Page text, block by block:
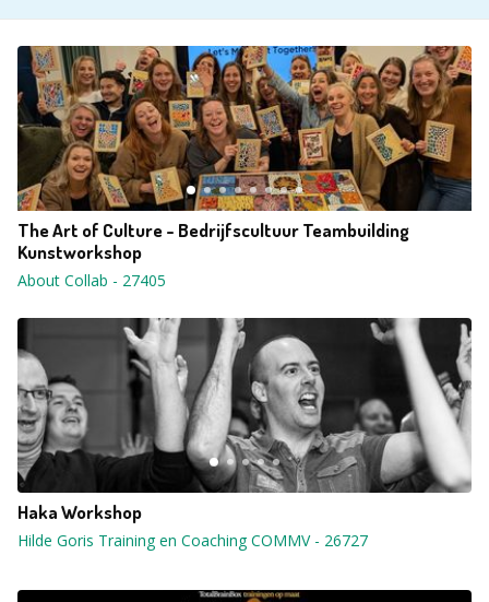
The Art of Culture - Bedrijfscultuur Teambuilding
Kunstworkshop
About Collab - 27405
Haka Workshop
Hilde Goris Training en Coaching COMMV- 26727